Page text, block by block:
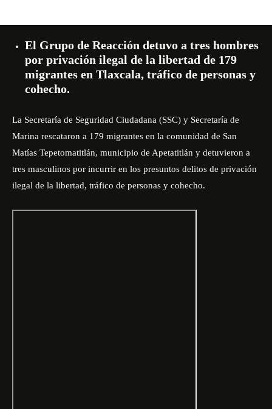
El Grupo de Reacción detuvo a tres hombres
por privación ilegal de la libertad de 179
migrantes en Tlaxcala, tráfico de personas y
cohecho.
La Secretaría de Seguridad Ciudadana (SSC) y Secretaría de
Marina rescataron a 179 migrantes en la comunidad de San
Matías Tepetomatitlán, municipio de Apetatitlán y detuvieron a
tres masculinos por incurrir en los presuntos delitos de privación
ilegal de la libertad, tráfico de personas y cohecho.